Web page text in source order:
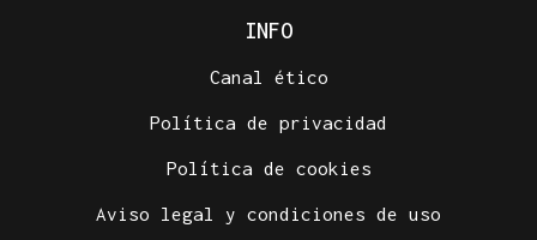
INFO
Canal ético
Política de privacidad
Política de cookies
Aviso legal y condiciones de uso